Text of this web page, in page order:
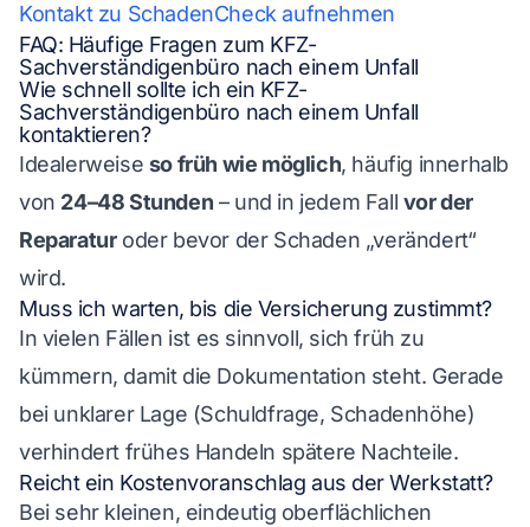
Kontakt zu SchadenCheck aufnehmen
FAQ: Häufige Fragen zum KFZ-
Sachverständigenbüro nach einem Unfall
Wie schnell sollte ich ein KFZ-
Sachverständigenbüro nach einem Unfall
kontaktieren?
Idealerweise so früh wie möglich, häufig innerhalb
von 24–48 Stunden – und in jedem Fall vor der
Reparaturoder bevor der Schaden „verändert“
wird.
Muss ich warten, bis die Versicherung zustimmt?
In vielen Fällen ist es sinnvoll, sich früh zu
kümmern, damit die Dokumentation steht. Gerade
bei unklarer Lage (Schuldfrage, Schadenhöhe)
verhindert frühes Handeln spätere Nachteile.
Reicht ein Kostenvoranschlag aus der Werkstatt?
Bei sehr kleinen, eindeutig oberflächlichen